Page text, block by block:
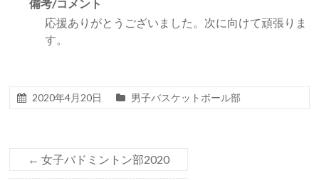
備考/コメント
応援ありがとうございました。次に向けて頑張りま
す。
2020年4月20日 男子バスケットボール部
← 女子バドミントン部2020